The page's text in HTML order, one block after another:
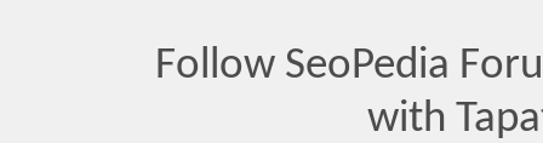
Follow SeoPedia
with